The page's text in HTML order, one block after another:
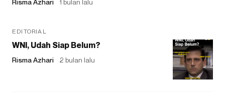
EDITORIAL
WNI, Udah Siap Belum?
Risma Azhari 2 bulan lalu